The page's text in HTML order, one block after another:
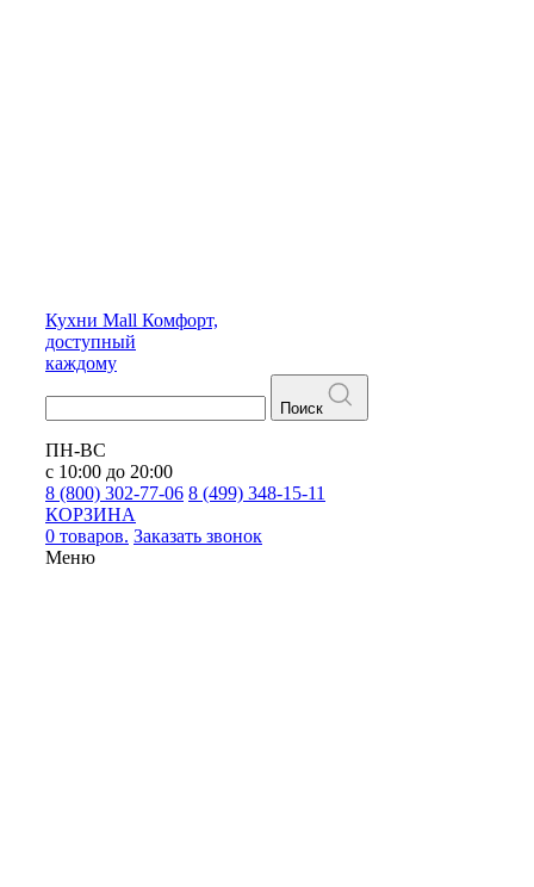
Кухни Mall Комфорт,
доступный
каждому
Поиск
ПН-ВС
с 10:00 до 20:00
8 (800) 302-77-06 8 (499) 348-15-11
КОРЗИНА
0 товаров. Заказать звонок
Меню